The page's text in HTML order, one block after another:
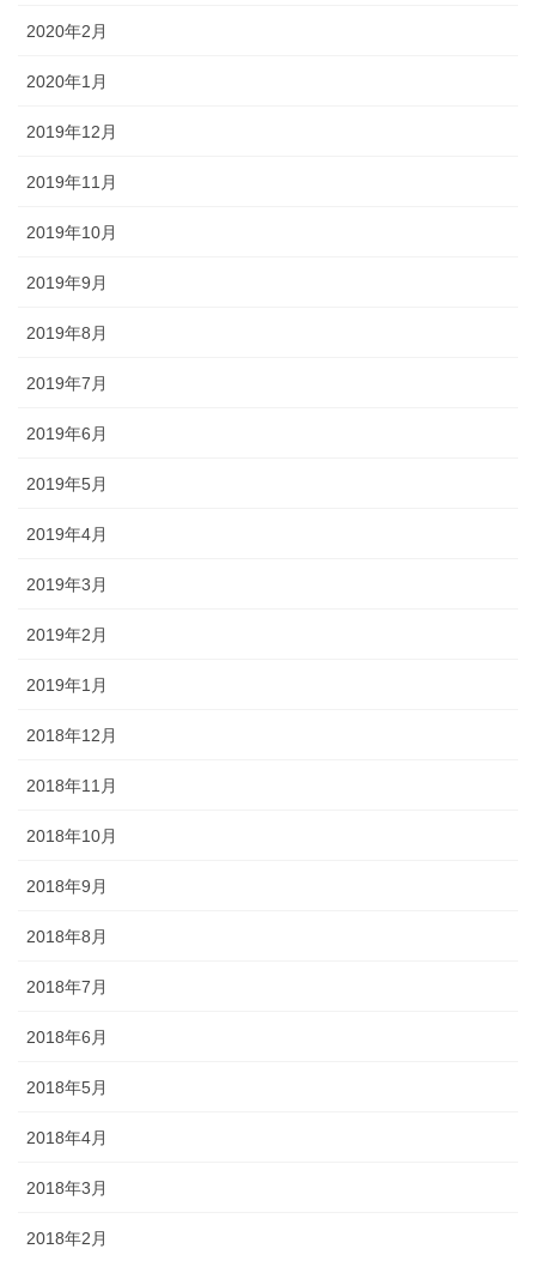
2020年2月
2020年1月
2019年12月
2019年11月
2019年10月
2019年9月
2019年8月
2019年7月
2019年6月
2019年5月
2019年4月
2019年3月
2019年2月
2019年1月
2018年12月
2018年11月
2018年10月
2018年9月
2018年8月
2018年7月
2018年6月
2018年5月
2018年4月
2018年3月
2018年2月